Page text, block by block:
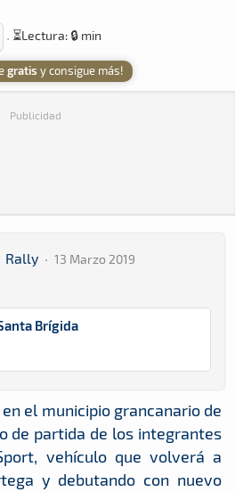
· ⏳Lectura: 🔒 min
gratis y consigue más!
Publicidad
Rally · 13 Marzo 2019
Brígida
el municipio grancanario de
de partida de los integrantes
vehículo que volverá a
y debutando con nuevo